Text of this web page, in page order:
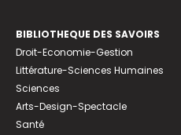
BIBLIOTHEQUE DES SAVOIRS
Droit-Economie-Gestion
Littérature-Sciences Humaines
Sciences
Arts-Design-Spectacle
Santé